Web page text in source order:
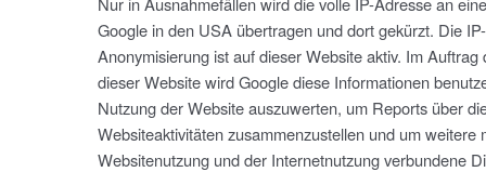
Google in den USA übertragen und dort gekürzt. Die IP-
Anonymisierung ist auf dieser Website aktiv. Im Auftrag
dieser Website wird Google diese Informationen
Nutzung der Website auszuwerten, um Reports über
Websiteaktivitäten zusammenzustellen und um weitere
Websitenutzung und der Internetnutzung verbundene